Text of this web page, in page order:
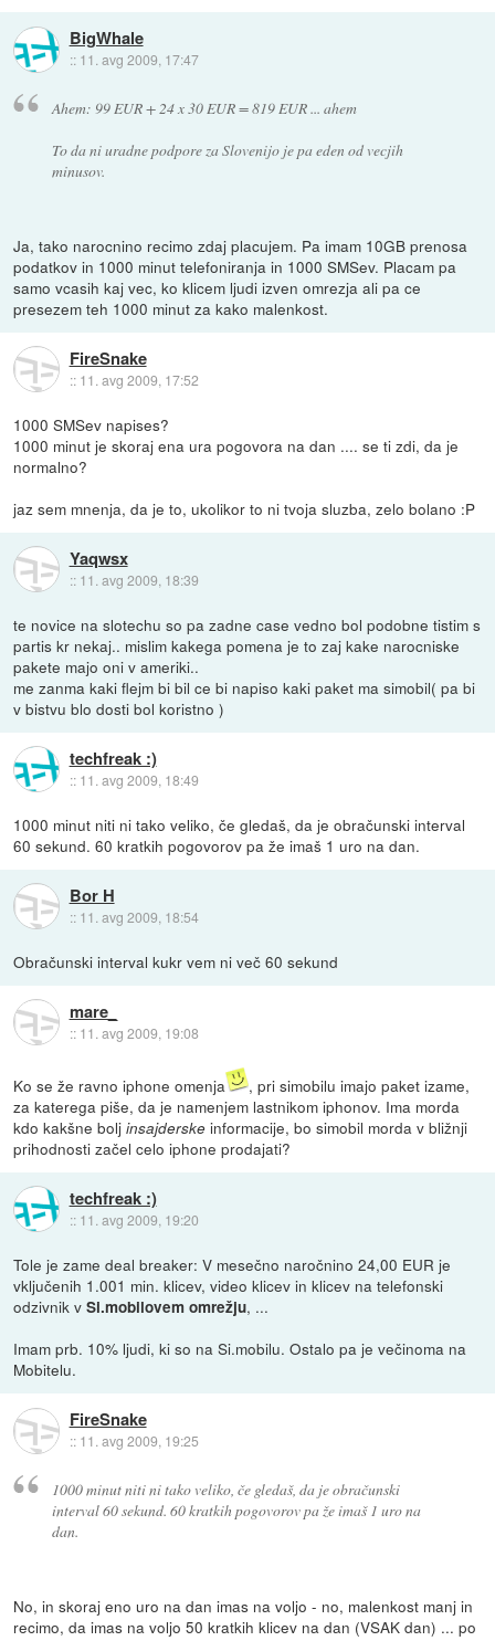
BigWhale
:: 11. avg 2009, 17:47
Ahem: 99 EUR + 24 x 30 EUR = 819 EUR ... ahem
To da ni uradne podpore za Slovenijo je pa eden od vecjih
minusov.
Ja, tako narocnino recimo zdaj placujem. Pa imam 10GB prenosa
podatkov in 1000 minut telefoniranja in 1000 SMSev. Placam pa
samo vcasih kaj vec, ko klicem ljudi izven omrezja ali pa ce
presezem teh 1000 minut za kako malenkost.
FireSnake
:: 11. avg 2009, 17:52
1000 SMSev napises?
1000 minut je skoraj ena ura pogovora na dan .... se ti zdi, da je
normalno?
jaz sem mnenja, da je to, ukolikor to ni tvoja sluzba, zelo bolano :P
Yaqwsx
:: 11. avg 2009, 18:39
te novice na slotechu so pa zadne case vedno bol podobne tistim s
partis kr nekaj.. mislim kakega pomena je to zaj kake narocniske
pakete majo oni v ameriki..
me zanma kaki flejm bi bil ce bi napiso kaki paket ma simobil( pa bi
v bistvu blo dosti bol koristno )
techfreak :)
:: 11. avg 2009, 18:49
1000 minut niti ni tako veliko, če gledaš, da je obračunski interval
60 sekund. 60 kratkih pogovorov pa že imaš 1 uro na dan.
Bor H
:: 11. avg 2009, 18:54
Obračunski interval kukr vem ni več 60 sekund
mare_
:: 11. avg 2009, 19:08
Ko se že ravno iphone omenja
, pri simobilu imajo paket izame,
za katerega piše, da je namenjem lastnikom iphonov. Ima morda
kdo kakšne boljinsajderske informacije, bo simobil morda v bližnji
prihodnosti začel celo iphone prodajati?
techfreak :)
:: 11. avg 2009, 19:20
Tole je zame deal breaker: V mesečno naročnino 24,00 EUR je
vključenih 1.001 min. klicev, video klicev in klicev na telefonski
odzivnik vSi.mobilovem omrežju, ...
Imam prb. 10% ljudi, ki so na Si.mobilu. Ostalo pa je večinoma na
Mobitelu.
FireSnake
:: 11. avg 2009, 19:25
1000 minut niti ni tako veliko, če gledaš, da je obračunski
interval 60 sekund. 60 kratkih pogovorov pa že imaš 1 uro na
dan.
No, in skoraj eno uro na dan imas na voljo - no, malenkost manj in
recimo, da imas na voljo 50 kratkih klicev na dan (VSAK dan) ... po